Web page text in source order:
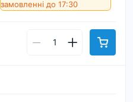
замовленні до 17:30